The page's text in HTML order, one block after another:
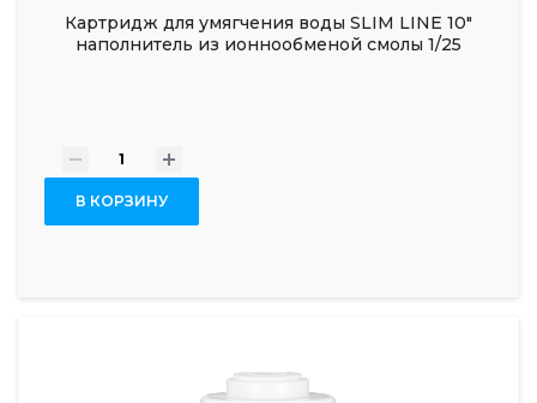
Картридж для умягчения воды SLIM LINE 10"
наполнитель из ионнообменой смолы 1/25
- +
В КОРЗИНУ